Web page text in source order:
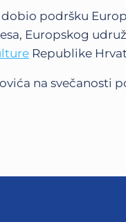
podršku
Europskog
Republike
na svečanosti